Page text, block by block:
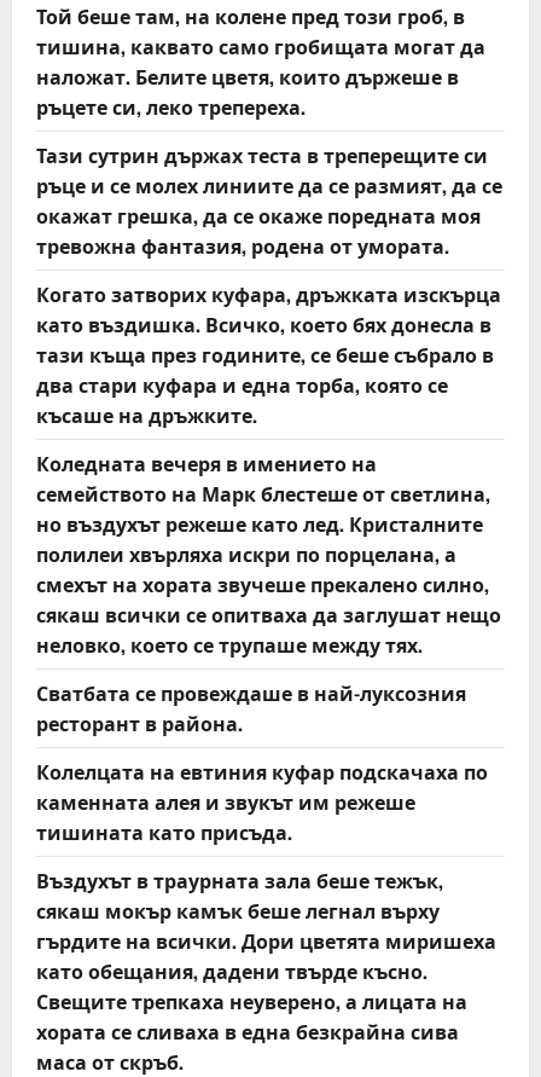
Той беше там, на колене пред този гроб, в
тишина, каквато само гробищата могат да
наложат. Белите цветя, които държеше в
ръцете си, леко трепереха.
Тази сутрин държах теста в треперещите си
ръце и се молех линиите да се размият, да се
окажат грешка, да се окаже поредната моя
тревожна фантазия, родена от умората.
Когато затворих куфара, дръжката изскърца
като въздишка. Всичко, което бях донесла в
тази къща през годините, се беше събрало в
два стари куфара и една торба, която се
късаше на дръжките.
Коледната вечеря в имението на
семейството на Марк блестеше от светлина,
но въздухът режеше като лед. Кристалните
полилеи хвърляха искри по порцелана, а
смехът на хората звучеше прекалено силно,
сякаш всички се опитваха да заглушат нещо
неловко, което се трупаше между тях.
Сватбата се провеждаше в най-луксозния
ресторант в района.
Колелцата на евтиния куфар подскачаха по
каменната алея и звукът им режеше
тишината като присъда.
Въздухът в траурната зала беше тежък,
сякаш мокър камък беше легнал върху
гърдите на всички. Дори цветята миришеха
като обещания, дадени твърде късно.
Свещите трепкаха неуверено, а лицата на
хората се сливаха в една безкрайна сива
маса от скръб.